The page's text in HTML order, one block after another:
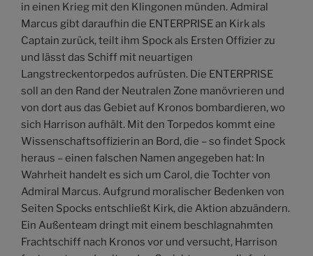
in einen Krieg mit den Klingonen münden. Admiral
Marcus gibt daraufhin die ENTERPRISE an Kirk als
Captain zurück, teilt ihm Spock als Ersten Offizier zu
und lässt das Schiff mit neuartigen
Langstreckentorpedos aufrüsten. Die ENTERPRISE
soll an den Rand der Neutralen Zone manövrieren und
von dort aus das Gebiet auf Kronos bombardieren, wo
sich Harrison aufhält. Mit den Torpedos kommt eine
Wissenschaftsoffizierin an Bord, die – so findet Spock
heraus – einen falschen Namen angegeben hat: In
Wahrheit handelt es sich um Carol, die Tochter von
Admiral Marcus. Aufgrund moralischer Bedenken von
Seiten Spocks entschließt Kirk, die Aktion abzuändern.
Ein Außenteam dringt mit einem beschlagnahmten
Frachtschiff nach Kronos vor und versucht, Harrison